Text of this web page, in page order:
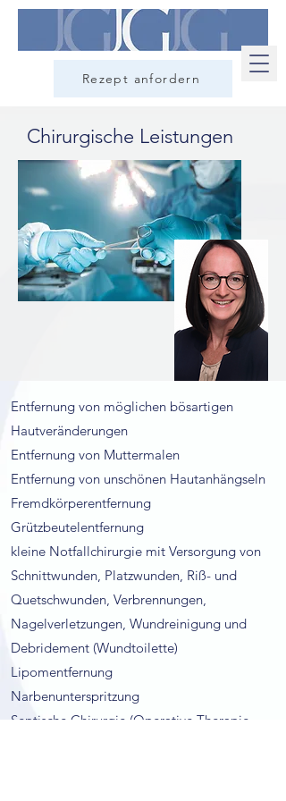
Rezept anfordern
Chirurgische Leistungen
Entfernung von möglichen bösartigen
Hautveränderungen
Entfernung von Muttermalen
Entfernung von unschönen Hautanhängseln
Fremdkörperentfernung
Grützbeutelentfernung
kleine Notfallchirurgie mit Versorgung von
Schnittwunden, Platzwunden, Riß- und
Quetschwunden, Verbrennungen,
Nagelverletzungen, Wundreinigung und
Debridement (Wundtoilette)
Lipomentfernung
Narbenunterspritzung
Septische Chirurgie (Operative Therapie